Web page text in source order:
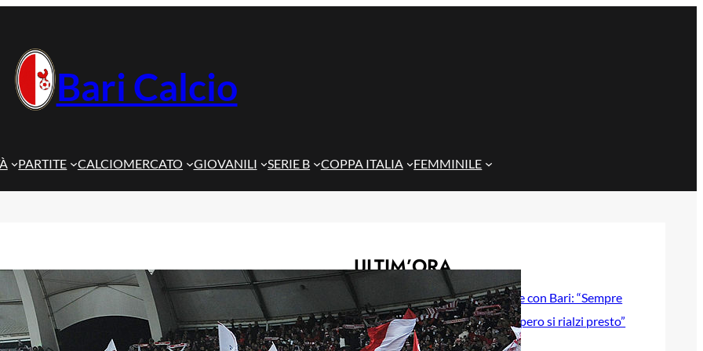
Bari Calcio
PARTITE CALCIOMERCATO GIOVANILI SERIE B COPPA ITALIA FEMMINILE
ULTIM’ORA
Gazzi e il legame con Bari: “Sempre
nel mio cuore, spero si rialzi presto”
29 Maggio 2026